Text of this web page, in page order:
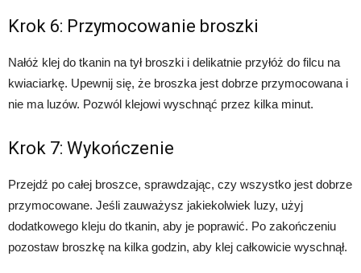
Krok 6: Przymocowanie broszki
Nałóż klej do tkanin na tył broszki i delikatnie przyłóż do filcu na
kwiaciarkę. Upewnij się, że broszka jest dobrze przymocowana i
nie ma luzów. Pozwól klejowi wyschnąć przez kilka minut.
Krok 7: Wykończenie
Przejdź po całej broszce, sprawdzając, czy wszystko jest dobrze
przymocowane. Jeśli zauważysz jakiekolwiek luzy, użyj
dodatkowego kleju do tkanin, aby je poprawić. Po zakończeniu
pozostaw broszkę na kilka godzin, aby klej całkowicie wyschnął.